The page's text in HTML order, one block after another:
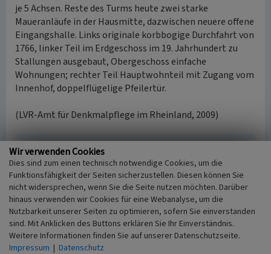
je 5 Achsen. Reste des Turms heute zwei starke
Maueranläufe in der Hausmitte, dazwischen neuere offene
Eingangshalle. Links originale korbbogige Durchfahrt von
1766, linker Teil im Erdgeschoss im 19. Jahrhundert zu
Stallungen ausgebaut, Obergeschoss einfache
Wohnungen; rechter Teil Hauptwohnteil mit Zugang vom
Innenhof, doppelflügelige Pfeilertür.
(LVR-Amt für Denkmalpflege im Rheinland, 2009)
Literatur
Gillessen, Leo (1993) Die Ortschaften des Kreises
Heinsberg. (Schriftenreihe des Kreises Heinsberg, 7.)
S. 191, Heinsberg.
Jochims, Richard; Müllejans-Dickmann, Rita /
Rheinischer Verein für Denkmalpflege und
Landschaftsschutz e.V. (Hrsg.) (2000) Kreisstadt
Heinsberg. (Rheinische Kunststätten, Heft 459.) S.
Wir verwenden Cookies
Dies sind zum einen technisch notwendige Cookies, um die
Funktionsfähigkeit der Seiten sicherzustellen. Diesen können Sie
nicht widersprechen, wenn Sie die Seite nutzen möchten. Darüber
hinaus verwenden wir Cookies für eine Webanalyse, um die
Nutzbarkeit unserer Seiten zu optimieren, sofern Sie einverstanden
sind. Mit Anklicken des Buttons erklären Sie Ihr Einverständnis.
Weitere Informationen finden Sie auf unserer Datenschutzseite.
Impressum | Datenschutz